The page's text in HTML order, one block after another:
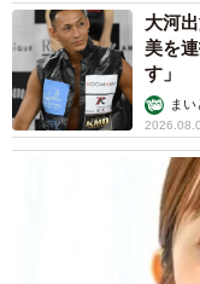
大河
美を
す」
まい